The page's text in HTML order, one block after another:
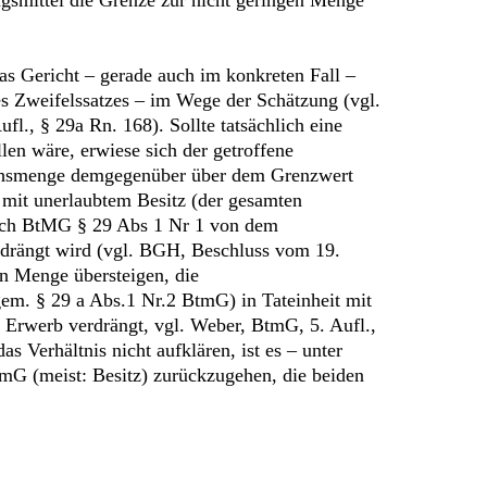
Gericht – gerade auch im konkreten Fall –
Zweifelssatzes – im Wege der Schätzung (vgl.
§ 29a Rn. 168). Sollte tatsächlich eine
wäre, erwiese sich der getroffene
demgegenüber über dem Grenzwert
unerlaubtem Besitz (der gesamten
BtMG § 29 Abs 1 Nr 1 von dem
wird (vgl. BGH, Beschluss vom 19.
Menge übersteigen, die
§ 29 a Abs.1 Nr.2 BtmG) in Tateinheit mit
Erwerb verdrängt, vgl. Weber, BtmG, 5. Aufl.,
Verhältnis nicht aufklären, ist es – unter
(meist: Besitz) zurückzugehen, die beiden